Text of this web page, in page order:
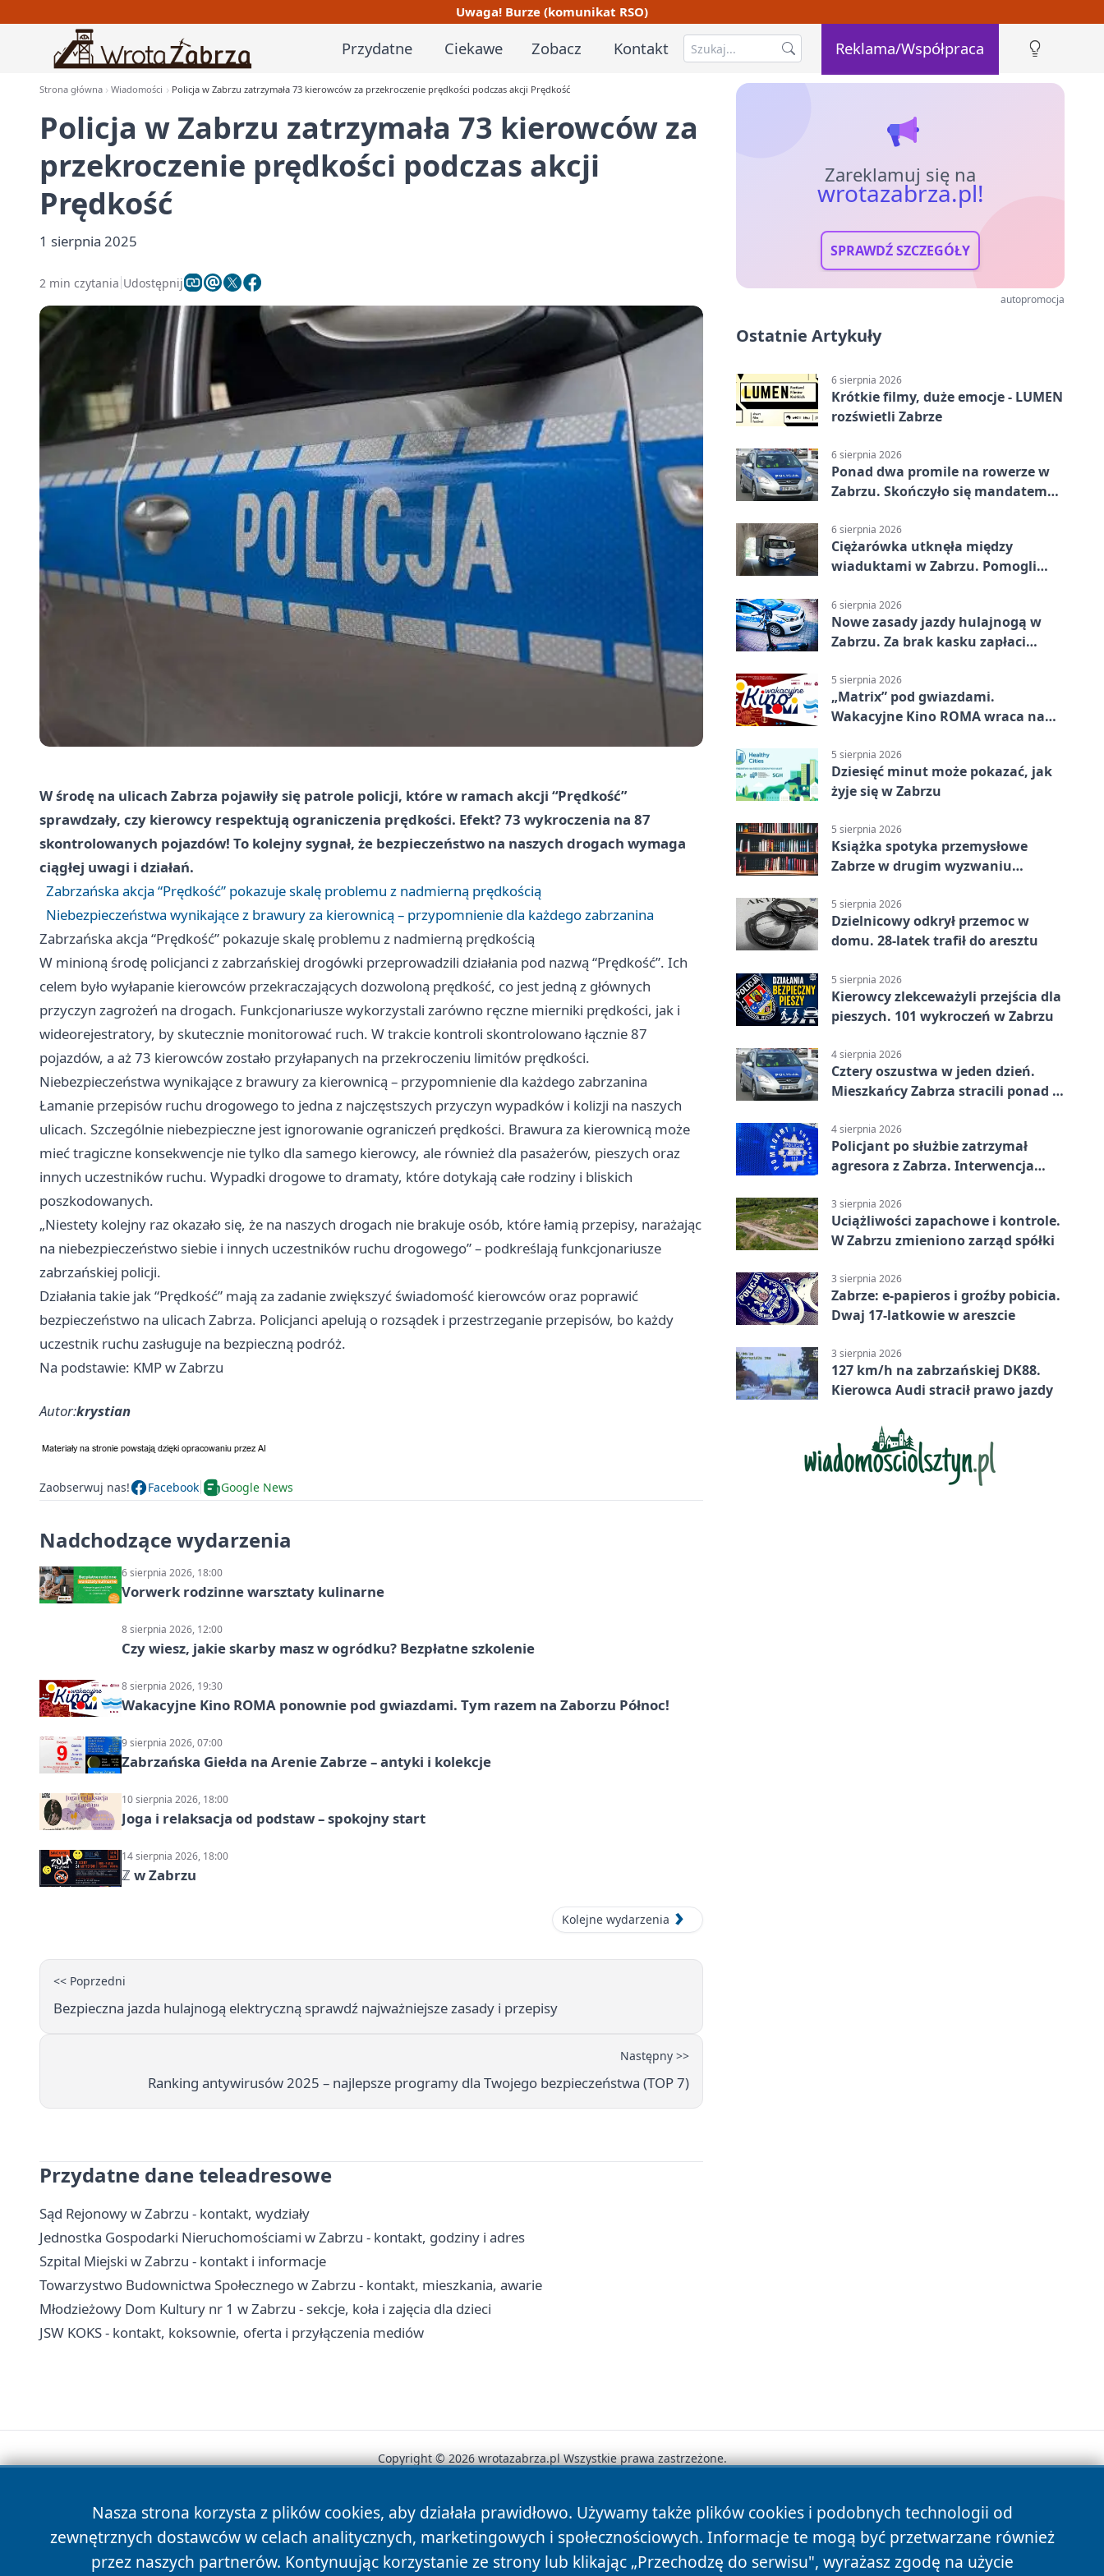
Uwaga! Burze (komunikat RSO)
Przydatne Ciekawe Zobacz Kontakt Reklama/Współpraca
Strona główna Wiadomości Policja w Zabrzu zatrzymała 73 kierowców za przekroczenie prędkości podczas akcji Prędkość
Policja w Zabrzu zatrzymała 73 kierowców za
przekroczenie prędkości podczas akcji
Prędkość
1 sierpnia 2025
2 min czytania Udostępnij
W środę na ulicach Zabrza pojawiły się patrole policji, które w ramach akcji “Prędkość”
sprawdzały, czy kierowcy respektują ograniczenia prędkości. Efekt? 73 wykroczenia na 87
skontrolowanych pojazdów! To kolejny sygnał, że bezpieczeństwo na naszych drogach wymaga
ciągłej uwagi i działań.
Zabrzańska akcja “Prędkość” pokazuje skalę problemu z nadmierną prędkością
Niebezpieczeństwa wynikające z brawury za kierownicą – przypomnienie dla każdego zabrzanina
Zabrzańska akcja “Prędkość” pokazuje skalę problemu z nadmierną prędkością
W minioną środę policjanci z zabrzańskiej drogówki przeprowadzili działania pod nazwą “Prędkość”. Ich
celem było wyłapanie kierowców przekraczających dozwoloną prędkość, co jest jedną z głównych
przyczyn zagrożeń na drogach. Funkcjonariusze wykorzystali zarówno ręczne mierniki prędkości, jak i
wideorejestratory, by skutecznie monitorować ruch. W trakcie kontroli skontrolowano łącznie 87
pojazdów, a aż 73 kierowców zostało przyłapanych na przekroczeniu limitów prędkości.
Niebezpieczeństwa wynikające z brawury za kierownicą – przypomnienie dla każdego zabrzanina
Łamanie przepisów ruchu drogowego to jedna z najczęstszych przyczyn wypadków i kolizji na naszych
ulicach. Szczególnie niebezpieczne jest ignorowanie ograniczeń prędkości. Brawura za kierownicą może
mieć tragiczne konsekwencje nie tylko dla samego kierowcy, ale również dla pasażerów, pieszych oraz
innych uczestników ruchu. Wypadki drogowe to dramaty, które dotykają całe rodziny i bliskich
poszkodowanych.
„Niestety kolejny raz okazało się, że na naszych drogach nie brakuje osób, które łamią przepisy, narażając
na niebezpieczeństwo siebie i innych uczestników ruchu drogowego” – podkreślają funkcjonariusze
zabrzańskiej policji.
Działania takie jak “Prędkość” mają za zadanie zwiększyć świadomość kierowców oraz poprawić
bezpieczeństwo na ulicach Zabrza. Policjanci apelują o rozsądek i przestrzeganie przepisów, bo każdy
uczestnik ruchu zasługuje na bezpieczną podróż.
Na podstawie: KMP w Zabrzu
Autor:krystian
Zaobserwuj nas! Facebook Google News
Nadchodzące wydarzenia
6 sierpnia 2026, 18:00
Vorwerk rodzinne warsztaty kulinarne
8 sierpnia 2026, 12:00
Czy wiesz, jakie skarby masz w ogródku? Bezpłatne szkolenie
8 sierpnia 2026, 19:30
Wakacyjne Kino ROMA ponownie pod gwiazdami. Tym razem na Zaborzu Północ!
9 sierpnia 2026, 07:00
Zabrzańska Giełda na Arenie Zabrze – antyki i kolekcje
10 sierpnia 2026, 18:00
Joga i relaksacja od podstaw – spokojny start
14 sierpnia 2026, 18:00
ℤ w Zabrzu
Kolejne wydarzenia
<< Poprzedni
Bezpieczna jazda hulajnogą elektryczną sprawdź najważniejsze zasady i przepisy
Następny >>
Ranking antywirusów 2025 – najlepsze programy dla Twojego bezpieczeństwa (TOP 7)
Przydatne dane teleadresowe
Sąd Rejonowy w Zabrzu - kontakt, wydziały
Jednostka Gospodarki Nieruchomościami w Zabrzu - kontakt, godziny i adres
Szpital Miejski w Zabrzu - kontakt i informacje
Towarzystwo Budownictwa Społecznego w Zabrzu - kontakt, mieszkania, awarie
Młodzieżowy Dom Kultury nr 1 w Zabrzu - sekcje, koła i zajęcia dla dzieci
JSW KOKS - kontakt, koksownie, oferta i przyłączenia mediów
Zareklamuj się na
wrotazabrza.pl!
SPRAWDŹ SZCZEGÓŁY
autopromocja
Ostatnie Artykuły
6 sierpnia 2026
Krótkie filmy, duże emocje - LUMEN
rozświetli Zabrze
6 sierpnia 2026
Ponad dwa promile na rowerze w
Zabrzu. Skończyło się mandatem
6 sierpnia 2026
Ciężarówka utknęła między
wiaduktami w Zabrzu. Pomogli
6 sierpnia 2026
Nowe zasady jazdy hulajnogą w
Zabrzu. Za brak kasku zapłaci
5 sierpnia 2026
„Matrix” pod gwiazdami.
Wakacyjne Kino ROMA wraca na
5 sierpnia 2026
Dziesięć minut może pokazać, jak
żyje się w Zabrzu
5 sierpnia 2026
Książka spotyka przemysłowe
Zabrze w drugim wyzwaniu
5 sierpnia 2026
Dzielnicowy odkrył przemoc w
domu. 28-latek trafił do aresztu
5 sierpnia 2026
Kierowcy zlekceważyli przejścia dla
pieszych. 101 wykroczeń w Zabrzu
4 sierpnia 2026
Cztery oszustwa w jeden dzień.
Mieszkańcy Zabrza stracili ponad 6
4 sierpnia 2026
Policjant po służbie zatrzymał
agresora z Zabrza. Interwencja
3 sierpnia 2026
Uciążliwości zapachowe i kontrole.
W Zabrzu zmieniono zarząd spółki
3 sierpnia 2026
Zabrze: e-papieros i groźby pobicia.
Dwaj 17-latkowie w areszcie
3 sierpnia 2026
127 km/h na zabrzańskiej DK88.
Kierowca Audi stracił prawo jazdy
Nasza strona korzysta z plików cookies, aby działała prawidłowo. Używamy także plików cookies i podobnych technologii od
zewnętrznych dostawców w celach analitycznych, marketingowych i społecznościowych. Informacje te mogą być przetwarzane również
przez naszych partnerów. Kontynuując korzystanie ze strony lub klikając „Przechodzę do serwisu", wyrażasz zgodę na użycie
Copyright © 2026 wrotazabrza.pl Wszystkie prawa zastrzeżone.
News Autorzy Polityka Prywatności Polityka Cookies